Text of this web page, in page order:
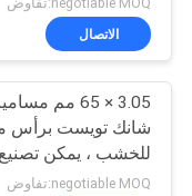
اطلب
اقتباس
حلقة
14
الاتصال
3.05 × 65 مم
شانك تويست
للخشب ، يمكن تصنيع
الحجم حسب الطلب
negotiable MOQ:تفاوض